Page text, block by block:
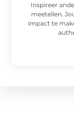
Inspireer
meetellen.
impact te